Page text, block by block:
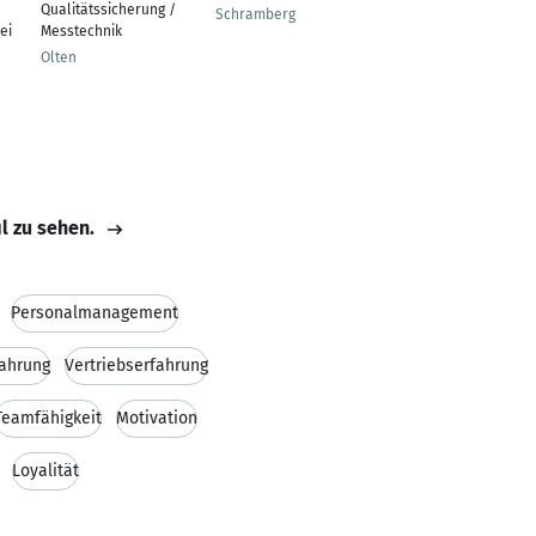
Qualitätssicherung /
Messtechnik
Olten
Schramberg
zu sehen.
Personalmanagement
Vertriebserfahrung
Motivation
Loyalität